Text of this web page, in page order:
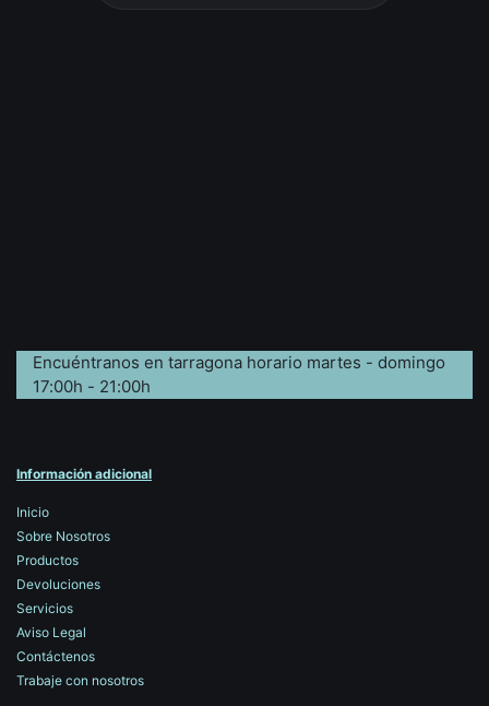
Encuéntranos en tarragona horario martes - domingo
17:00h - 21:00h
Información adicional
Inicio
Sobre Nosotros
Productos
Devoluciones
Servicios
Aviso Legal
Contáctenos
Trabaje con nosotros